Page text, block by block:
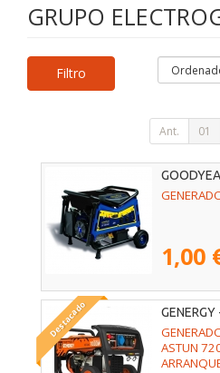
GRUPO
Filtro
Ant. 01
1,00
Destacado GENERGY
ASTUN